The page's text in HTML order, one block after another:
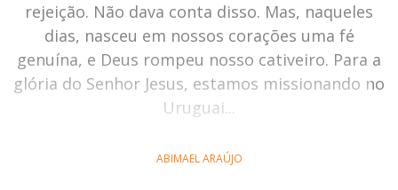
rejeição. Não dava conta disso. Mas, naqueles
dias, nasceu em nossos corações uma fé
genuína, e Deus rompeu nosso cativeiro. Para a
glória do Senhor Jesus, estamos missionando no
Uruguai...
ABIMAEL ARAÚJO